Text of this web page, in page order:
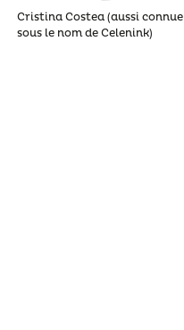
Cristina Costea (aussi connue
sous le nom de Celenink)